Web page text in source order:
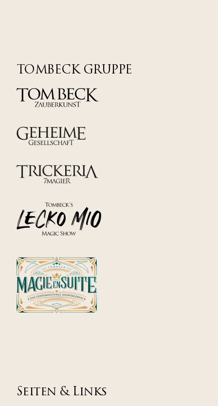
TOMBECK GRUPPE
Seiten & Links